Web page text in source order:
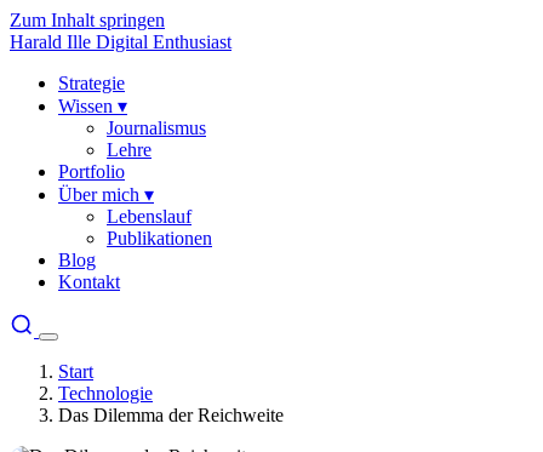
Zum Inhalt springen
Harald Ille Digital Enthusiast
Strategie
Wissen ▾
Journalismus
Lehre
Portfolio
Über mich ▾
Lebenslauf
Publikationen
Blog
Kontakt
Start
Technologie
Das Dilemma der Reichweite